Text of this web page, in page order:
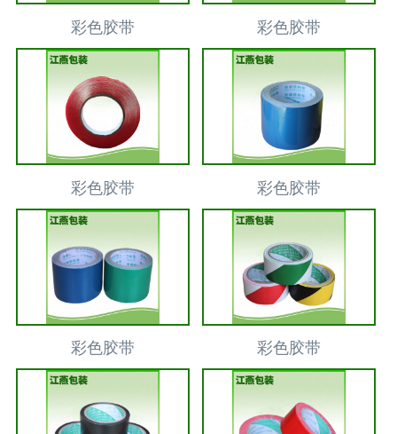
彩色胶带 彩色胶带
彩色胶带 彩色胶带
彩色胶带 彩色胶带